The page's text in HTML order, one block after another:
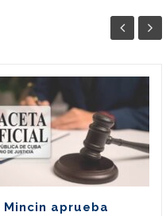
Mincin aprueba